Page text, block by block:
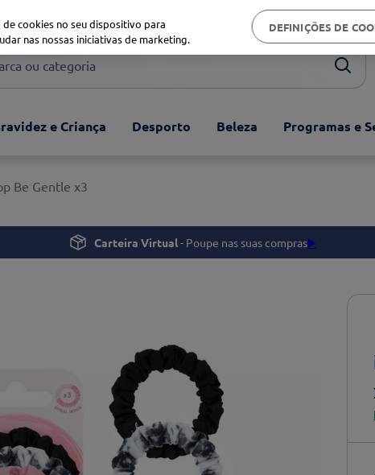
ou categoria
e Criança Desporto Beleza Programas e
Be Gentle x3
Carteira Virtual- Poupe nas suas compras▶️
cookies no seu dispositivo para
nas nossas iniciativas de marketing.
DEFINIÇÕES DE